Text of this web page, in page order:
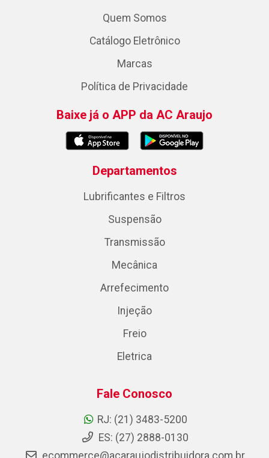
Quem Somos
Catálogo Eletrônico
Marcas
Política de Privacidade
Baixe já o APP da AC Araujo
Departamentos
Lubrificantes e Filtros
Suspensão
Transmissão
Mecânica
Arrefecimento
Injeção
Freio
Eletrica
Fale Conosco
RJ: (21) 3483-5200
ES: (27) 2888-0130
ecommerce@acaraujodistribuidora.com.br